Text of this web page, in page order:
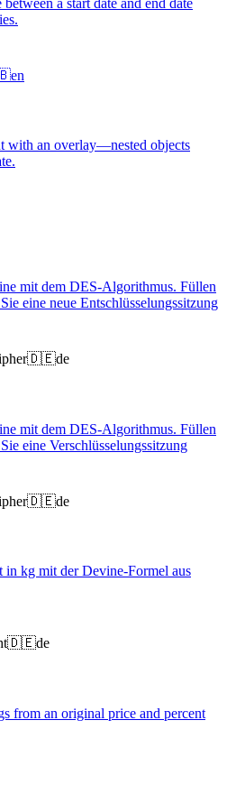
en
with an overlay—nested objects
mit dem DES-Algorithmus. Füllen
eine neue Entschlüsselungssitzung
🇩🇪de
mit dem DES-Algorithmus. Füllen
eine Verschlüsselungssitzung
🇩🇪de
in kg mit der Devine-Formel aus
🇩🇪de
from an original price and percent